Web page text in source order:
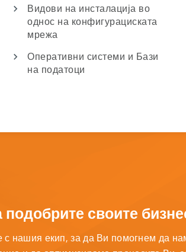
Видови на инсталација во
однос на конфигурациската
мрежа
Оперативни системи и Бази
на податоци
своите
с нашия екип, за да Ви помогнем да